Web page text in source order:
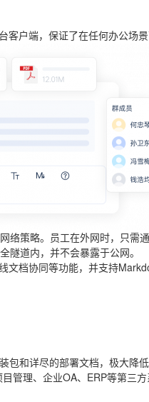
户端，保证了在任何办公场景
策略。员工在外网时，只需
隧道内，并不会暴露于公网。
文档协同等功能，并支持
和详尽的部署文档，极大降低
管理、企业OA、ERP等第三